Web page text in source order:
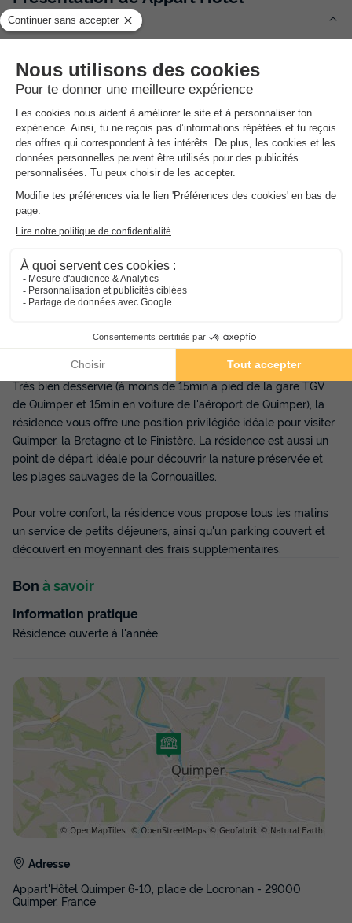
Quimper
Description, Accès, Points d’intérêts, Aux alentours
LesPlus de l'établissement
Situé en plein centre de Quimper
A deux pas de la cathédrale
Situé en Bretagne en centre-ville de Quimper, la résidence
Appart'Hôtel Quimper, résidence hôtelière 3 étoiles, vous
propose des appartements confortables de 2 à 4 personnes.
congrès du Chapeau Rouge et à moins de 5 min à pied de la
cathédrale de Quimper et du musée des Beaux-arts.
Très bien desservie (à moins de 15min à pied de la gare TGV
de Quimper et 15min en voiture de l'aéroport de Quimper), la
résidence vous offre une position privilégiée idéale pour visiter
Quimper, la Bretagne et le Finistère. La résidence est aussi un
point de départ idéale pour découvrir la nature préservée et
les plages sauvages de la Cornouailles.
Pour votre confort, la résidence vous propose tous les matins
un service de petits déjeuners, ainsi qu'un parking couvert et
découvert en moyennant des frais supplémentaires.
Bon à savoir
Information pratique
Résidence ouverte à l'année.
Adresse
Appart'Hôtel Quimper 6-10, place de Locronan - 29000
Quimper, France